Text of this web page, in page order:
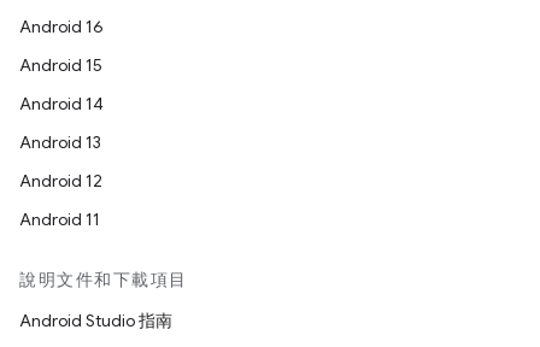
Android 16
Android 15
Android 14
Android 13
Android 12
Android 11
說明文件和下載項目
Android Studio 指南